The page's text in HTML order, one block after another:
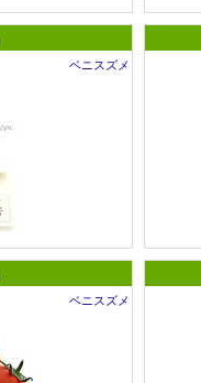
ベニスズメ
ベニスズメ